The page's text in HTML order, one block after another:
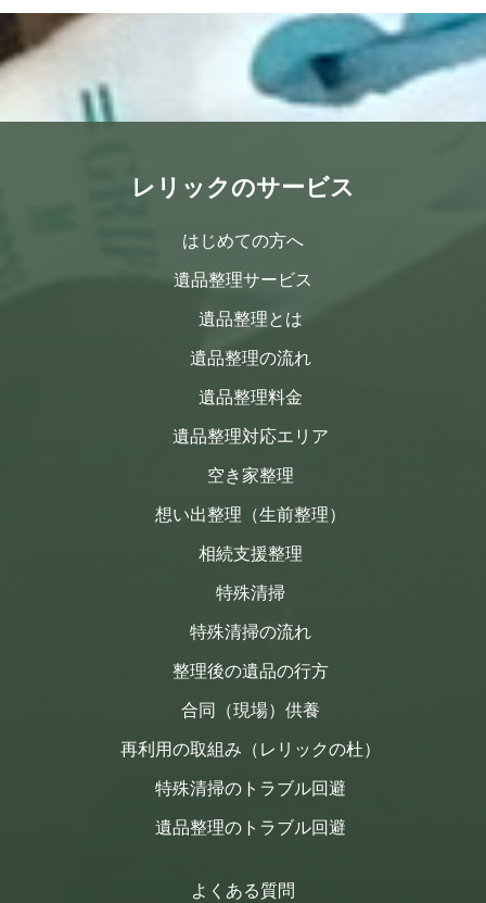
レリックのサービス
はじめての方へ
遺品整理サービス
遺品整理とは
遺品整理の流れ
遺品整理料金
遺品整理対応エリア
空き家整理
想い出整理（生前整理）
相続支援整理
特殊清掃
特殊清掃の流れ
整理後の遺品の行方
合同（現場）供養
再利用の取組み（レリックの杜）
特殊清掃のトラブル回避
遺品整理のトラブル回避
よくある質問